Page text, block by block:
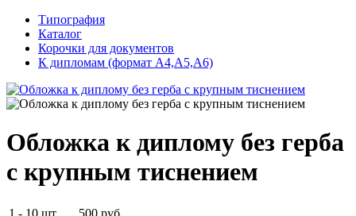
Типография
Каталог
Корочки для документов
К дипломам (формат А4,А5,А6)
Обложка к диплому без герба
с крупным тиснением
1 - 10 шт
500 руб.